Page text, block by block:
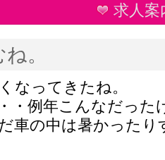
求人案
。
なってきたね。
・例年こんなだった
車の中は暑かったり